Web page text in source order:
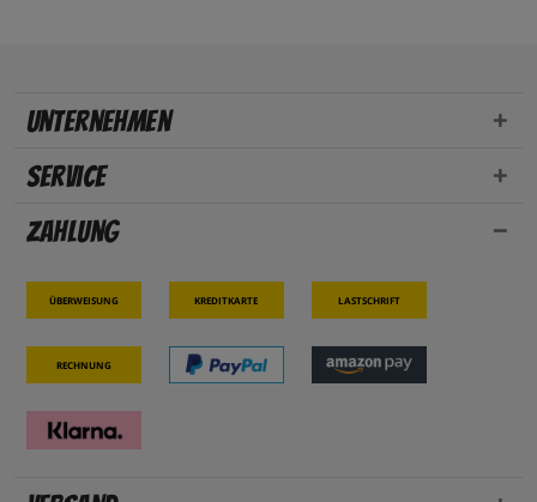
Unternehmen
Service
Zahlung
Überweisung Kreditkarte Lastschrift
Rechnung